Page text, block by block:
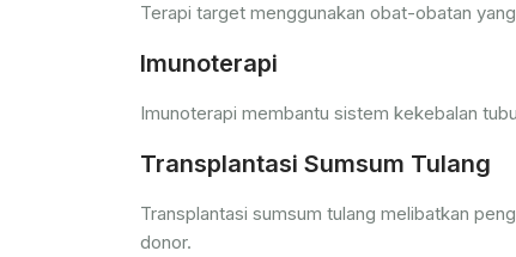
Terapi target menggunakan obat-obatan
Imunoterapi
Imunoterapi membantu sistem kekebalan
Transplantasi Sumsum Tulang
Transplantasi sumsum tulang melibatkan
donor.